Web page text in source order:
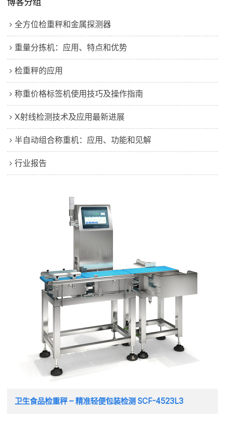
全方位检重秤和金属探测器
重量分拣机：应用、特点和优势
检重秤的应用
称重价格标签机使用技巧及操作指南
X射线检测技术及应用最新进展
半自动组合称重机：应用、功能和见解
行业报告
卫生食品检重秤 – 精准轻便包装检测 SCF-4523L3